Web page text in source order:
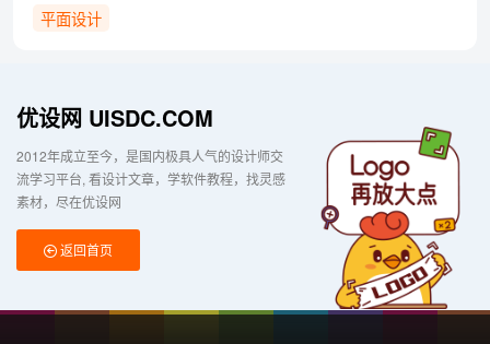
平面设计
优设网 UISDC.COM
2012年成立至今，是国内极具人气的设计师交
流学习平台 看设计文章，学软件教程，找灵感
素材，尽在优设网
返回首页